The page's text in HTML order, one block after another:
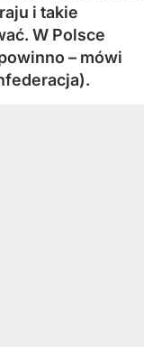
i takie
W Polsce
– mówi